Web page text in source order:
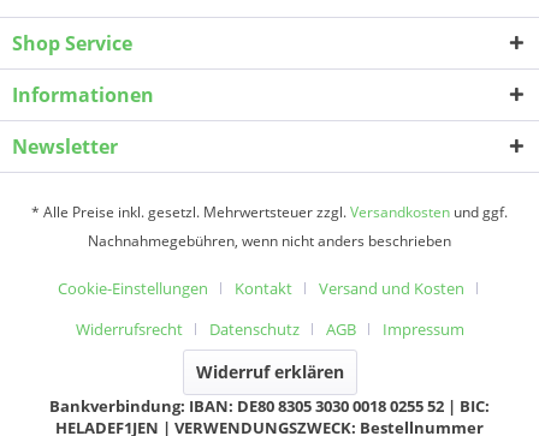
Shop Service
Informationen
Newsletter
* Alle Preise inkl. gesetzl. Mehrwertsteuer zzgl.Versandkosten und ggf.
Nachnahmegebühren, wenn nicht anders beschrieben
Cookie-Einstellungen Kontakt
Versand und Kosten
Widerrufsrecht
Datenschutz AGB Impressum
Widerruf erklären
Bankverbindung: IBAN: DE80 8305 3030 0018 0255 52 | BIC:
HELADEF1JEN | VERWENDUNGSZWECK: Bestellnummer